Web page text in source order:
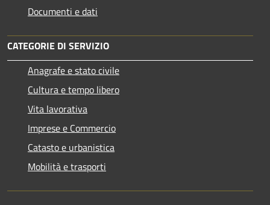
Documenti e dati
CATEGORIE DI SERVIZIO
Anagrafe e stato civile
Cultura e tempo libero
Vita lavorativa
Imprese e Commercio
Catasto e urbanistica
Mobilità e trasporti